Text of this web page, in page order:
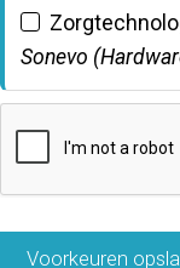
Sonevo